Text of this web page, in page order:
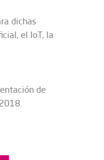
dichas
el IoT, la
de